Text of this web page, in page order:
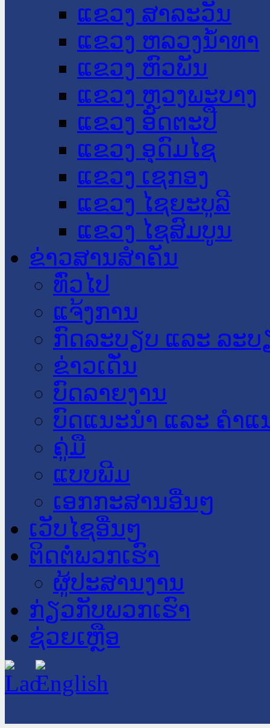
ແຂວງ ສາລະວັນ
ແຂວງ ຫລວງນໍ້າທາ
ແຂວງ ຫົວພັນ
ແຂວງ ຫຼວງພະບາງ
ແຂວງ ອັດຕະປື
ແຂວງ ອຸດົມໄຊ
ແຂວງ ເຊກອງ
ແຂວງ ໄຊຍະບູລີ
ແຂວງ ໄຊສົມບູນ
ຂ່າວສານສໍາຄັນ
​ທົ່ວ​ໄປ
ແຈ້ງການ
ກົດລະບຽບ ແລະ ລະບ
ຂ່າວເດັ່ນ
ບົດລາຍງານ
ບົດແນະນໍາ ແລະ ຄໍາແ
ຄູ່ມື
ແບບພີມ
ເອກກະສານອື່ນໆ
ເວັບໄຊອື່ນໆ
ຕິດຕໍ່ພວກເຮົາ
ຜູ້ປະສານງານ
ກ່ຽວກັບພວກເຮົາ
ຊ່ວຍເຫຼືອ